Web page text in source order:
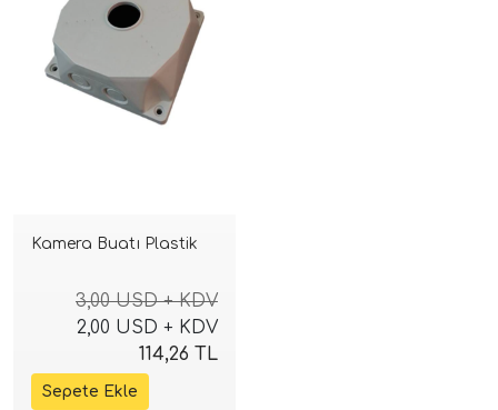
Kamera Buatı Plastik
3,00 USD + KDV
2,00 USD + KDV
114,26 TL